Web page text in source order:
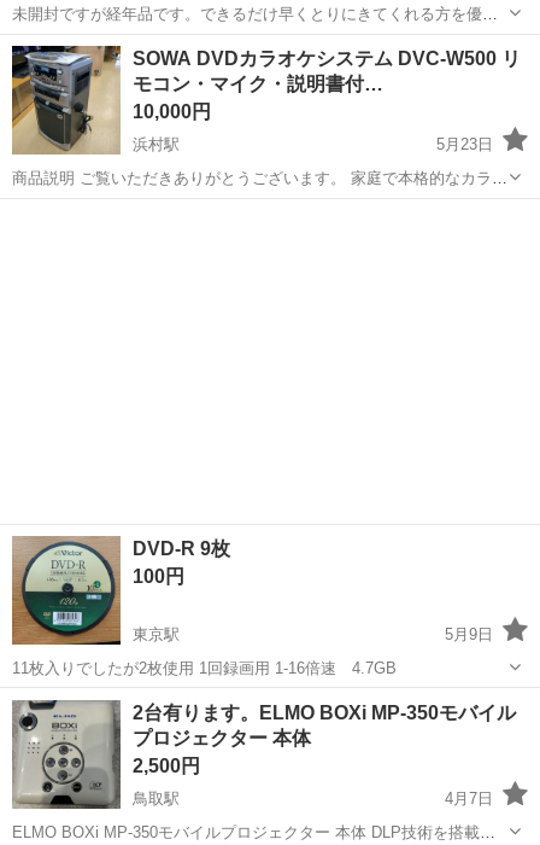
未開封ですが経年品です。できるだけ早くとりにきてくれる方を優先
させていただきます。 よろしくおねがいします。
鳥取 米子市
SOWA DVDカラオケシステム DVC-W500 リ
モコン・マイク・説明書付…
10,000円
浜村駅
5月23日
商品説明 ご覧いただきありがとうございます。 ​家庭で本格的なカラオ
ケが楽しめる、SOWA（創和）のDVDカラオケシステム「DVC-
DVD-R 9枚
100円
東京駅
5月9日
11枚入りでしたが2枚使用 1回録画用 1-16倍速 4.7GB
鳥取 鳥取市 東京駅 映像プレーヤー、レコーダー
DVD
2台有ります。ELMO BOXi MP-350モバイル
プロジェクター 本体
2,500円
鳥取駅
4月7日
ELMO BOXi MP-350モバイルプロジェクター 本体 DLP技術を搭載し